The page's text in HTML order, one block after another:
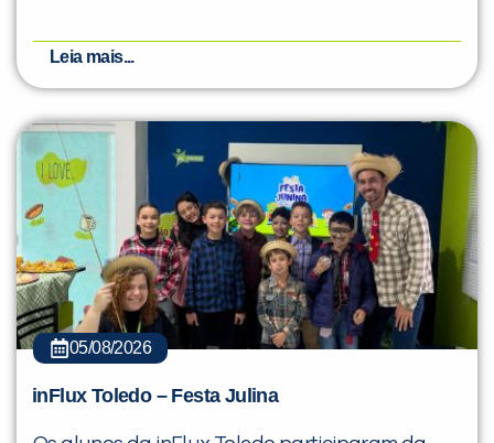
Leia mais...
05/08/2026
inFlux Toledo – Festa Julina